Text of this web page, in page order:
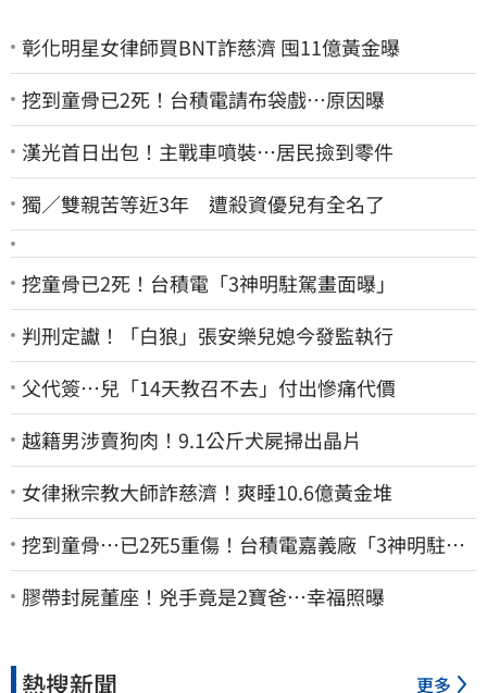
彰化明星女律師買BNT詐慈濟 囤11億黃金曝
挖到童骨已2死！台積電請布袋戲…原因曝
漢光首日出包！主戰車噴裝…居民撿到零件
獨／雙親苦等近3年 遭殺資優兒有全名了
挖童骨已2死！台積電「3神明駐駕畫面曝」
判刑定讞！「白狼」張安樂兒媳今發監執行
父代簽…兒「14天教召不去」付出慘痛代價
越籍男涉賣狗肉！9.1公斤犬屍掃出晶片
女律揪宗教大師詐慈濟！爽睡10.6億黃金堆
挖到童骨…已2死5重傷！台積電嘉義廠「3神明駐駕
畫面曝光」
膠帶封屍董座！兇手竟是2寶爸…幸福照曝
熱搜新聞 更多